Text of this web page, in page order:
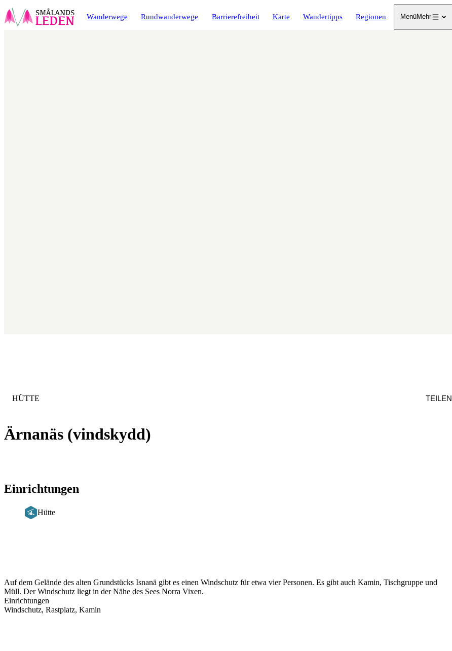
Wanderwege Rundwanderwege Barrierefreiheit Karte Wandertipps Regionen MenüMehr
Ärnanäs (vindskydd)
KATEGORIE
HÜTTE TEILEN
Einrichtungen
Hütte
Auf dem Gelände des alten Grundstücks Isnanä gibt es einen Windschutz für etwa vier Personen. Es gibt auch Kamin, Tischgruppe und
Müll. Der Windschutz liegt in der Nähe des Sees Norra Vixen.
Einrichtungen
Windschutz, Rastplatz, Kamin